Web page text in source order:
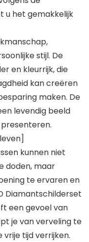
u het gemakkelijk
stijl. De
en kleurrijk, die
kan creëren
maken. De
levendig beeld
kunnen niet
doden, maar
te ervaren en
Diamantschilderset
een gevoel van
je van verveling te
tijd verrijken.